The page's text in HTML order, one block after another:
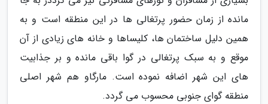
مانده از زمان حضور پرتغالی ها در این منطقه است و به
همین دلیل ساختمان ها، کلیساها و خانه های زیادی از آن
موقع و به سبک پرتغالی در گوا باقی مانده و بر جذابیت
های این شهر اضافه نموده است. مارگاو هم شهر اصلی
منطقه گوای جنوبی محسوب می گردد.